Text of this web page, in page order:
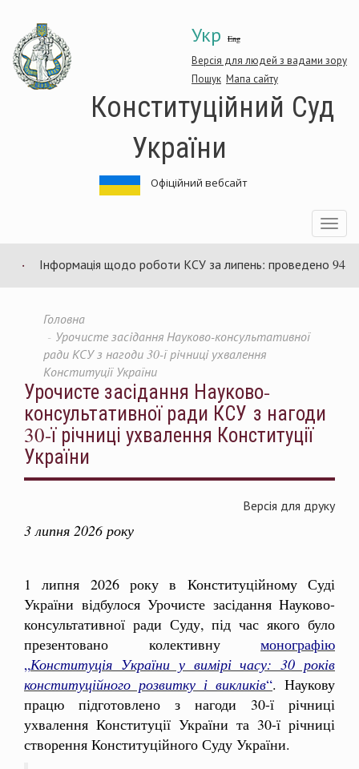
основного
матеріалу
Укр Eng
Версія для людей з вадами зору
Пошук Мапа сайту
Конституційний Суд
України
Офіційний вебсайт
Toggle
Інформація щодо роботи КСУ за липень: проведено 94
Головна
Урочисте засідання Науково-консультативної
ради КСУ з нагоди 30-ї річниці ухвалення
Конституції України
Урочисте засідання Науково-
консультативної ради КСУ з нагоди
30-ї річниці ухвалення Конституції
України
Версія для друку
3 липня 2026 року
1 липня 2026 року в Конституційному Суді
України відбулося Урочисте засідання Науково-
консультативної ради Суду, під час якого було
презентовано колективну монографію
„Конституція України у вимірі часу: 30 років
конституційного розвитку і викликів“. Наукову
працю підготовлено з нагоди 30-ї річниці
ухвалення Конституції України та 30-ї річниці
створення Конституційного Суду України.